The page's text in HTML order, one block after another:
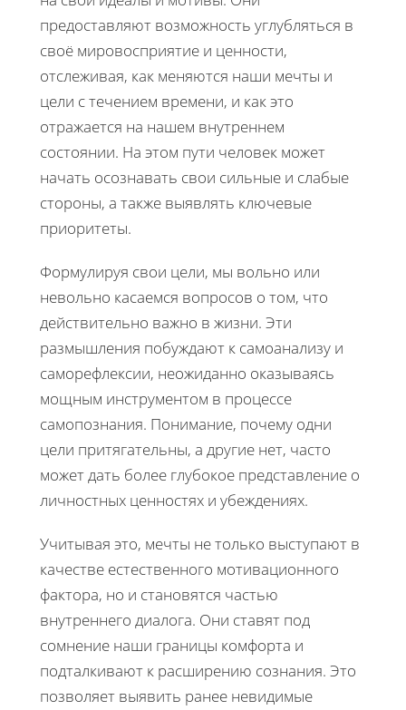
предоставляют возможность углубляться в
своё мировосприятие и ценности,
отслеживая, как меняются наши мечты и
цели с течением времени, и как это
отражается на нашем внутреннем
состоянии. На этом пути человек может
начать осознавать свои сильные и слабые
стороны, а также выявлять ключевые
приоритеты.
Формулируя свои цели, мы вольно или
невольно касаемся вопросов о том, что
действительно важно в жизни. Эти
размышления побуждают к самоанализу и
саморефлексии, неожиданно оказываясь
мощным инструментом в процессе
самопознания. Понимание, почему одни
цели притягательны, а другие нет, часто
может дать более глубокое представление о
личностных ценностях и убеждениях.
Учитывая это, мечты не только выступают в
качестве естественного мотивационного
фактора, но и становятся частью
внутреннего диалога. Они ставят под
сомнение наши границы комфорта и
подталкивают к расширению сознания. Это
позволяет выявить ранее невидимые